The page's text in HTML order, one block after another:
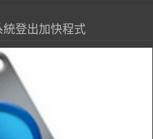
統登出加快程式